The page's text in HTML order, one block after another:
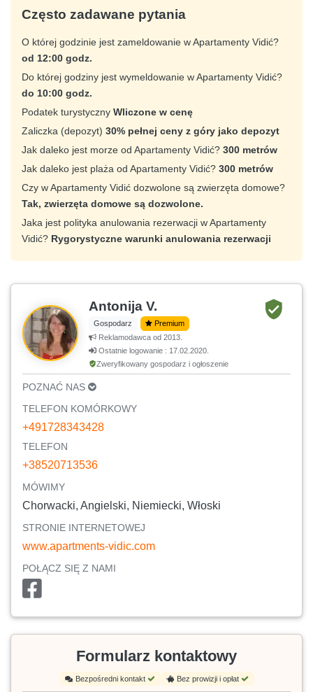
Często zadawane pytania
O której godzinie jest zameldowanie w Apartamenty Vidić?
od 12:00 godz.
Do której godziny jest wymeldowanie w Apartamenty Vidić?
do 10:00 godz.
Podatek turystyczny Wliczone w cenę
Zaliczka (depozyt) 30% pełnej ceny z góry jako depozyt
Jak daleko jest morze od Apartamenty Vidić? 300 metrów
Jak daleko jest plaża od Apartamenty Vidić? 300 metrów
Czy w Apartamenty Vidić dozwolone są zwierzęta domowe?
Tak, zwierzęta domowe są dozwolone.
Jaka jest polityka anulowania rezerwacji w Apartamenty
Vidić? Rygorystyczne warunki anulowania rezerwacji
Antonija V.
Gospodarz
Premium
Reklamodawca od 2013.
Ostatnie logowanie : 17.02.2020.
Zweryfikowany gospodarz i ogłoszenie
POZNAĆ NAS
TELEFON KOMÓRKOWY
+491728343428
TELEFON
+38520713536
MÓWIMY
Chorwacki, Angielski, Niemiecki, Włoski
STRONIE INTERNETOWEJ
www.apartments-vidic.com
POŁĄCZ SIĘ Z NAMI
Formularz kontaktowy
Bezpośredni kontakt Bez prowizji i opłat